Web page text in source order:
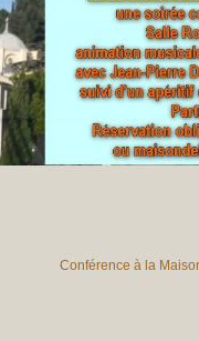
Conférence à la